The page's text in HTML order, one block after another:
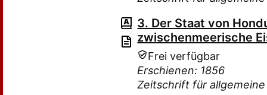
3. Der Staat von
zwischenmeerische
Frei verfügbar
Erschienen: 1856
Zeitschrift für